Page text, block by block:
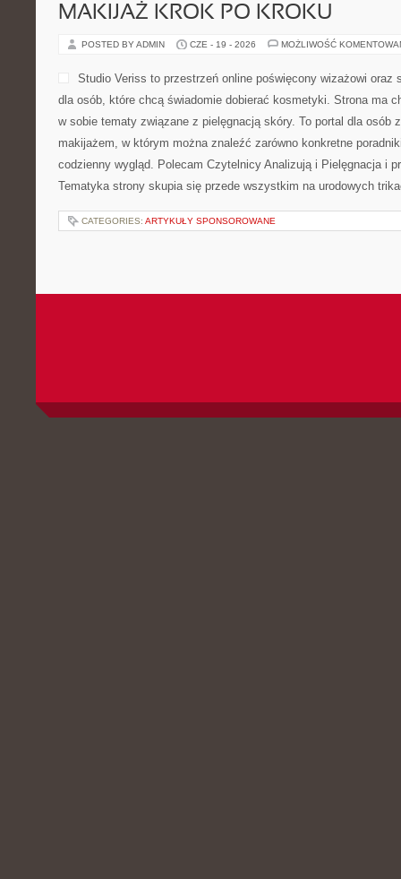
MAKIJAŻ KROK PO KROKU
POSTED BY ADMIN CZE - 19 - 2026 MOŻLIWOŚĆ
Studio Veriss to przestrzeń online poświęcony wizażowi oraz
dla osób, które chcą świadomie dobierać kosmetyki. Strona ma
w sobie tematy związane z pielęgnacją skóry. To portal dla osób
makijażem, w którym można znaleźć zarówno konkretne
codzienny wygląd. Polecam Czytelnicy Analizują i Pielęgnacja i
Tematyka strony skupia się przede wszystkim na urodowych
CATEGORIES: ARTYKUŁY SPONSOROWANE